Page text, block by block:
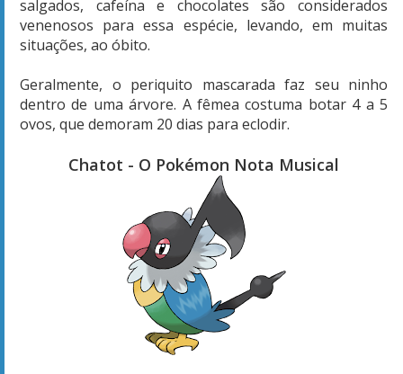
salgados, cafeína e chocolates são considerados
venenosos para essa espécie, levando, em muitas
situações, ao óbito.
Geralmente, o periquito mascarada faz seu ninho
dentro de uma árvore. A fêmea costuma botar 4 a 5
ovos, que demoram 20 dias para eclodir.
Chatot - O Pokémon Nota Musical